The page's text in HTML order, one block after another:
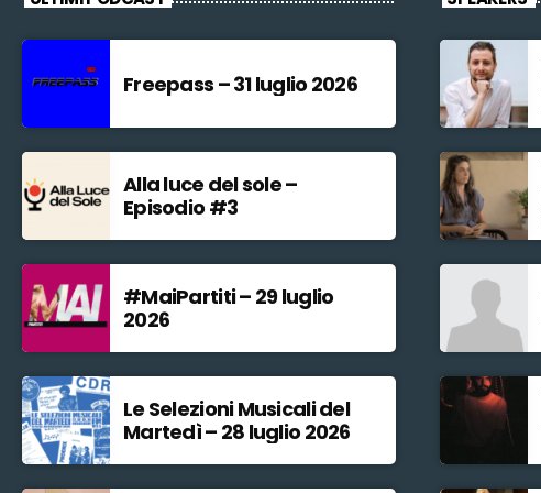
Freepass – 31 luglio 2026
Alla luce del sole –
Episodio #3
#MaiPartiti – 29 luglio
2026
Le Selezioni Musicali del
Martedì – 28 luglio 2026